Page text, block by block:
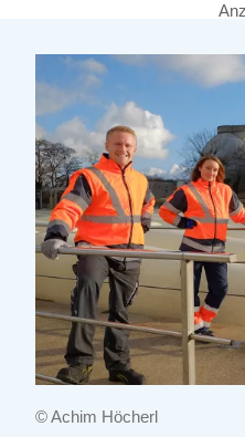
© Achim Höcherl